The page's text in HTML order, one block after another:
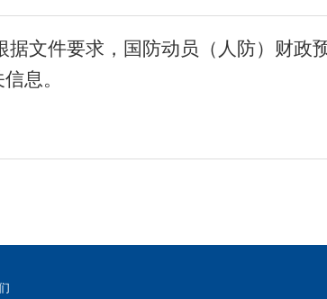
据文件要求，国防动员（ 人防）财政
息。